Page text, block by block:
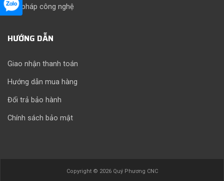
Giải pháp công nghệ
HƯỚNG DẪN
Giao nhận thanh toán
Hướng dẫn mua hàng
Đổi trả bảo hành
Chính sách bảo mật
Copyright © 2026 Quý Phương CNC